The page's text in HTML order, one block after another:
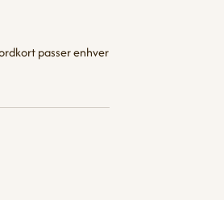
passer enhver